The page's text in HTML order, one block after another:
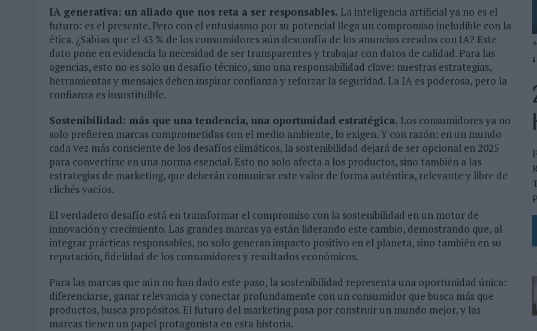
IA generativa: un aliado que nos reta a ser responsables. La inteligencia artificial ya no es el
futuro: es el presente. Pero con el entusiasmo por su potencial llega un compromiso ineludible con la
ética. ¿Sabías que el 43 % de los consumidores aún desconfía de los anuncios creados con IA? Este
dato pone en evidencia la necesidad de ser transparentes y trabajar con datos de calidad. Para las
agencias, esto no es solo un desafío técnico, sino una responsabilidad clave: nuestras estrategias,
herramientas y mensajes deben inspirar confianza y reforzar la seguridad. La IA es poderosa, pero la
confianza es insustituible.
Sostenibilidad: más que una tendencia, una oportunidad estratégica. Los consumidores ya no
solo prefieren marcas comprometidas con el medio ambiente, lo exigen. Y con razón: en un mundo
cada vez más consciente de los desafíos climáticos, la sostenibilidad dejará de ser opcional en 2025
para convertirse en una norma esencial. Esto no solo afecta a los productos, sino también a las
estrategias de marketing, que deberán comunicar este valor de forma auténtica, relevante y libre de
clichés vacíos.
El verdadero desafío está en transformar el compromiso con la sostenibilidad en un motor de
innovación y crecimiento. Las grandes marcas ya están liderando este cambio, demostrando que, al
integrar prácticas responsables, no solo generan impacto positivo en el planeta, sino también en su
reputación, fidelidad de los consumidores y resultados económicos.
Para las marcas que aún no han dado este paso, la sostenibilidad representa una oportunidad única:
diferenciarse, ganar relevancia y conectar profundamente con un consumidor que busca más que
productos, busca propósitos. El futuro del marketing pasa por construir un mundo mejor, y las
marcas tienen un papel protagonista en esta historia.